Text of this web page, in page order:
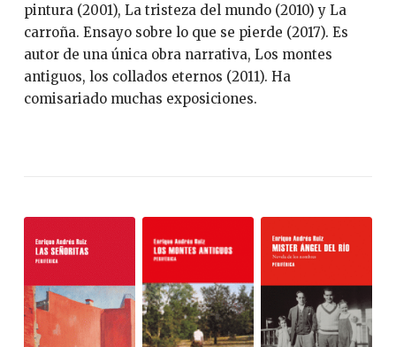
pintura (2001), La tristeza del mundo (2010) y La
carroña. Ensayo sobre lo que se pierde (2017). Es
autor de una única obra narrativa, Los montes
antiguos, los collados eternos (2011). Ha
comisariado muchas exposiciones.